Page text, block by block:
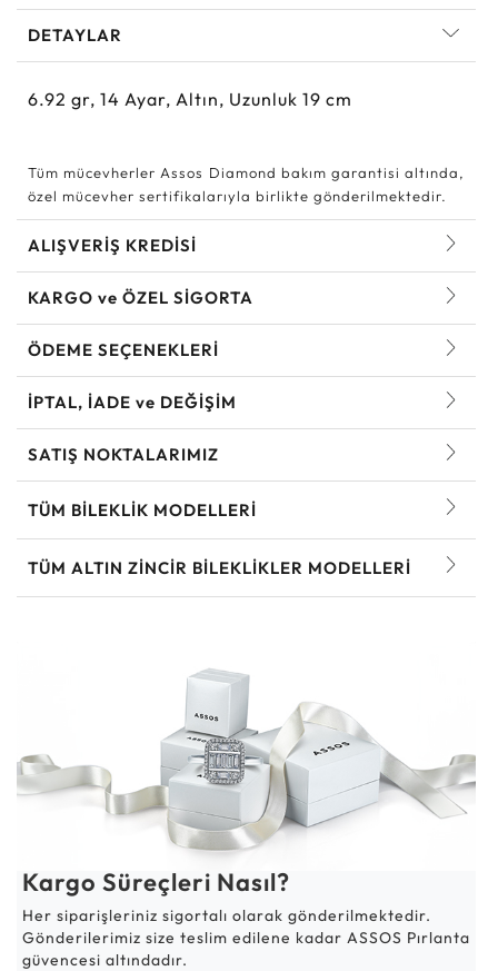
DETAYLAR
6.92 gr, 14 Ayar, Altın, Uzunluk 19 cm
Tüm mücevherler Assos Diamond bakım garantisi altında,
özel mücevher sertifikalarıyla birlikte gönderilmektedir.
ALIŞVERİŞ KREDİSİ
KARGO ve ÖZEL SİGORTA
ÖDEME SEÇENEKLERİ
İPTAL, İADE ve DEĞİŞİM
SATIŞ NOKTALARIMIZ
TÜM BILEKLIK MODELLERI
TÜM ALTIN ZINCIR BILEKLIKLER MODELLERI
Kargo Süreçleri Nasıl?
Her siparişleriniz sigortalı olarak gönderilmektedir.
Gönderilerimiz size teslim edilene kadar ASSOS Pırlanta
güvencesi altındadır.